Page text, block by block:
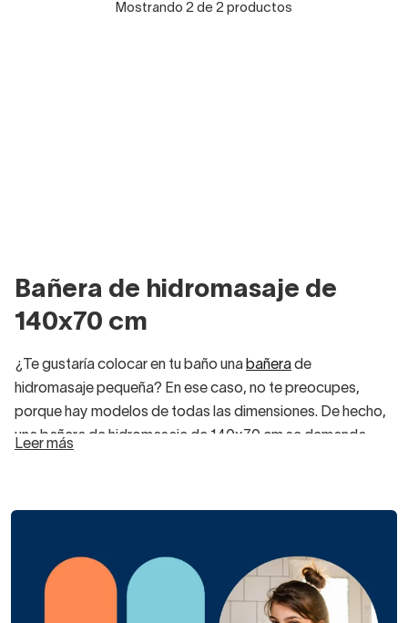
Mostrando 2 de 2 productos
Bañera de hidromasaje de
140x70 cm
¿Te gustaría colocar en tu baño una bañera de
hidromasaje pequeña? En ese caso, no te preocupes,
porque hay modelos de todas las dimensiones. De hecho,
una bañera de hidromasaje de 140x70 cm se demanda
grandes.
frontal y 70 cm de profundidad te vendría de perlas, fíjate
este modelo de Hidronatur
una de nuestras
Leer más